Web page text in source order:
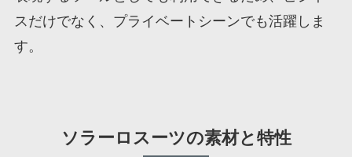
スだけでなく、プライベートシーンでも活躍しま
す。
ソラーロスーツの素材と特性